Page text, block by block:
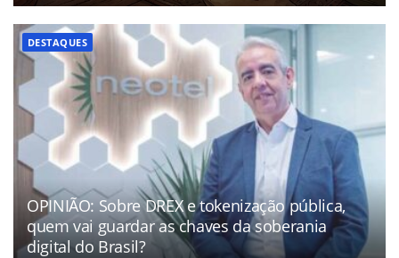
DESTAQUES
OPINIÃO: Sobre DREX e tokenização pública,
quem vai guardar as chaves da soberania
digital do Brasil?